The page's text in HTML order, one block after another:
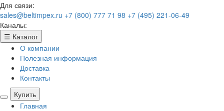
Для связи:
sales@beltimpex.ru +7 (800) 777 71 98 +7 (495) 221-06-49
Каналы:
☰ Каталог
О компании
Полезная информация
Доставка
Контакты
Купить
Главная